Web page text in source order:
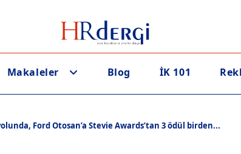
Makaleler Blog İK 101
Ford Otosan’a Stevie Awards’tan 3 ödül birden...